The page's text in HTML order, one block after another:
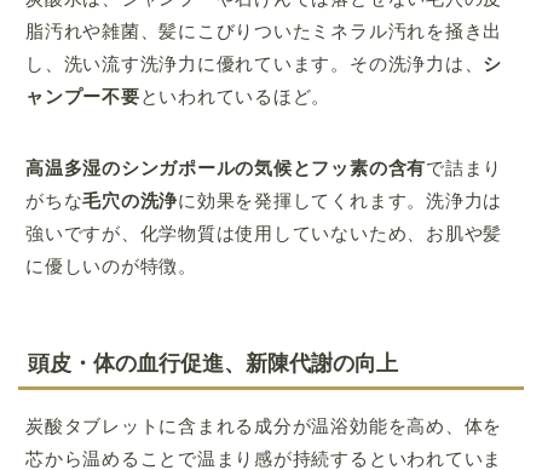
脂汚れや雑菌、髪にこびりついたミネラル汚れを掻き出
し、洗い流す洗浄力に優れています。その洗浄力は、 シ
ャンプー不要といわれているほど。
高温多湿のシンガポールの気候とフッ素の含有で詰まり
がちな毛穴の洗浄に効果を発揮してくれます。洗浄力は
強いですが、化学物質は使用していないため、お肌や髪
に優しいのが特徴。
頭皮・体の血行促進、新陳代謝の向上
炭酸タブレットに含まれる成分が温浴効能を高め、体を
芯から温めることで温まり感が持続するといわれていま